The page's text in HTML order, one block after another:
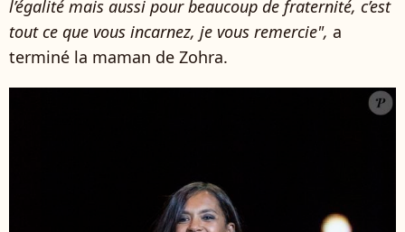
l’égalité mais aussi pour beaucoup de fraternité, c’est
tout ce que vous incarnez, je vous remercie", a
terminé la maman de Zohra.